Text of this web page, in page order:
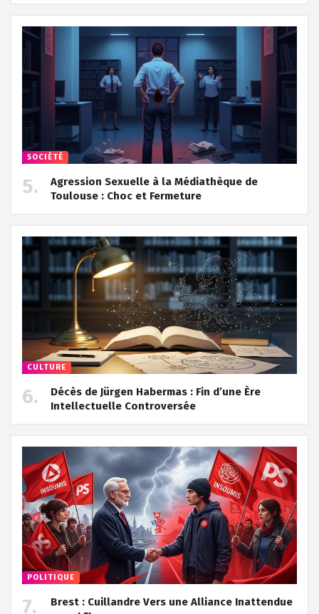
SOCIÉTÉ
Agression Sexuelle à la Médiathèque de
Toulouse : Choc et Fermeture
CULTURE
Décès de Jürgen Habermas : Fin d’une Ère
Intellectuelle Controversée
POLITIQUE
Brest : Cuillandre Vers une Alliance Inattendue